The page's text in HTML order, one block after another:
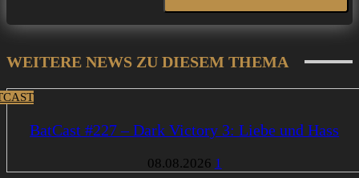
WEITERE NEWS ZU DIESEM THEMA
BatCast #227 – Dark Victory 3: Liebe und Hass
08.08.2026 1